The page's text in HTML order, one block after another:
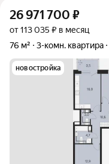
26 971 700 ₽
от 113 035 ₽ в месяц
76 м²
3-комн. квартира
новостройка